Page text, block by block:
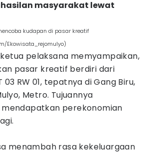
masyarakat lewat
kudapan di pasar kreatif
Ekowisata_rejomulyo)
pelaksana memyampaikan,
pasar kreatif berdiri dari
03 RW 01, tepatnya di Gang Biru,
Metro. Tujuannya
perekonomian
menambah rasa kekeluargaan